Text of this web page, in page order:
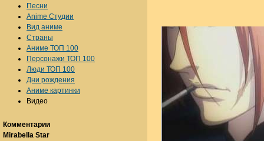
Песни
Anime Студии
Вид аниме
Страны
Аниме ТОП 100
Персонажи ТОП 100
Люди ТОП 100
Дни рождения
Аниме картинки
Видео
Комментарии
Mirabella Star